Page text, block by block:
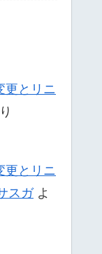
更とリニ
更とリニ
スガよ